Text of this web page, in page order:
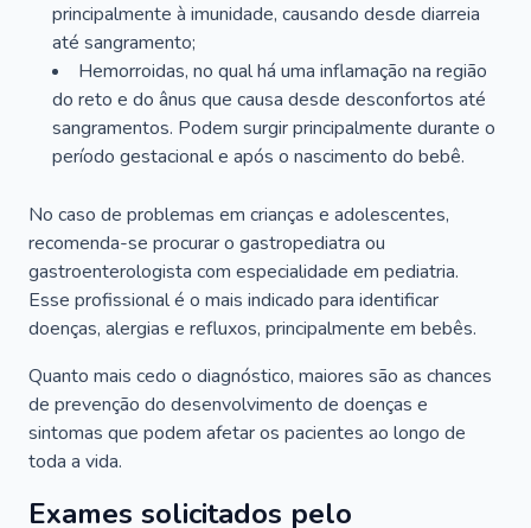
principalmente à imunidade, causando desde diarreia
até sangramento;
Hemorroidas, no qual há uma inflamação na região
do reto e do ânus que causa desde desconfortos até
sangramentos. Podem surgir principalmente durante o
período gestacional e após o nascimento do bebê.
No caso de problemas em crianças e adolescentes,
recomenda-se procurar o gastropediatra ou
gastroenterologista com especialidade em pediatria.
Esse profissional é o mais indicado para identificar
doenças, alergias e refluxos, principalmente em bebês.
Quanto mais cedo o diagnóstico, maiores são as chances
de prevenção do desenvolvimento de doenças e
sintomas que podem afetar os pacientes ao longo de
toda a vida.
Exames solicitados pelo